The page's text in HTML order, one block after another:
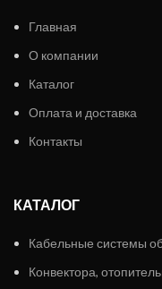
Главная
О компании
Каталог
Оплата и доставка
Контакты
КАТАЛОГ
Кабельные системы
Конвектора,